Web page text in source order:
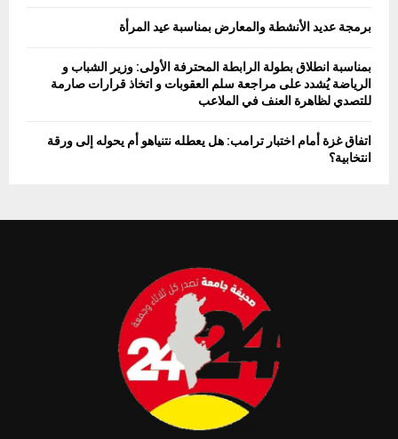
برمجة عديد الأنشطة والمعارض بمناسبة عيد المرأة
بمناسبة انطلاق بطولة الرابطة المحترفة الأولى: وزير الشباب و
الرياضة يُشدد على مراجعة سلم العقوبات و اتخاذ قرارات صارمة
للتصدي لظاهرة العنف في الملاعب
اتفاق غزة أمام اختبار ترامب: هل يعطله نتنياهو أم يحوله إلى ورقة
انتخابية؟